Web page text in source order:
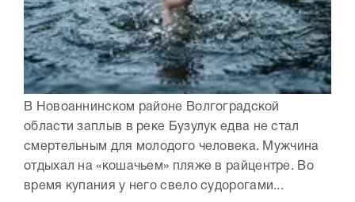
В Новоаннинском районе Волгоградской
области заплыв в реке Бузулук едва не стал
смертельным для молодого человека. Мужчина
отдыхал на «кошачьем» пляже в райцентре. Во
время купания у него свело судорогами...